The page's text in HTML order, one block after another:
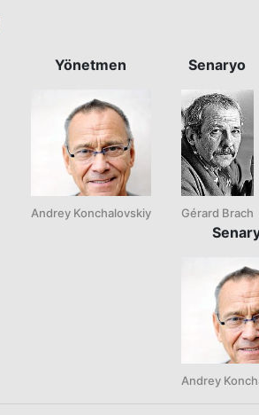
Yönetmen
Andrey Konchalovskiy
Senaryo
Gérard Brach
Andrey